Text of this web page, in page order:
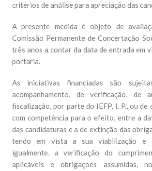
critérios de análise para apreciação das
A presente medida é objeto de
Comissão Permanente de Concertação
três anos a contar da data de entrada em
portaria.
As iniciativas financiadas são
acompanhamento, de verificação, de
fiscalização, por parte do IEFP, I. P., ou de
com competência para o efeito, entre a
das candidaturas e a de extinção das
tendo em vista a sua viabilização e
igualmente, a verificação do
aplicáveis e obrigações assumidas,